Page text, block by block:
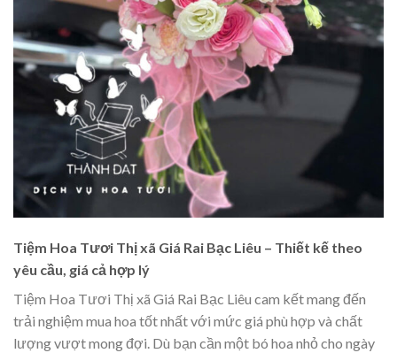
Tiệm Hoa Tươi Thị xã Giá Rai Bạc Liêu – Thiết kế theo
yêu cầu, giá cả hợp lý
Tiệm Hoa Tươi Thị xã Giá Rai Bạc Liêu cam kết mang đến
trải nghiệm mua hoa tốt nhất với mức giá phù hợp và chất
lượng vượt mong đợi. Dù bạn cần một bó hoa nhỏ cho ngày